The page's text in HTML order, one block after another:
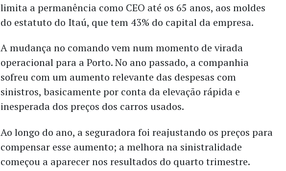
limita a permanência como CEO até os 65 anos, aos moldes
do estatuto do Itaú, que tem 43% do capital da empresa.
A mudança no comando vem num momento de virada
operacional para a Porto. No ano passado, a companhia
sofreu com um aumento relevante das despesas com
sinistros, basicamente por conta da elevação rápida e
inesperada dos preços dos carros usados.
Ao longo do ano, a seguradora foi reajustando os preços para
compensar esse aumento; a melhora na sinistralidade
começou a aparecer nos resultados do quarto trimestre.